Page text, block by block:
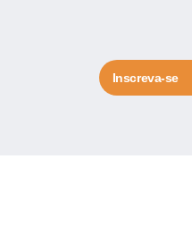
Inscreva-se